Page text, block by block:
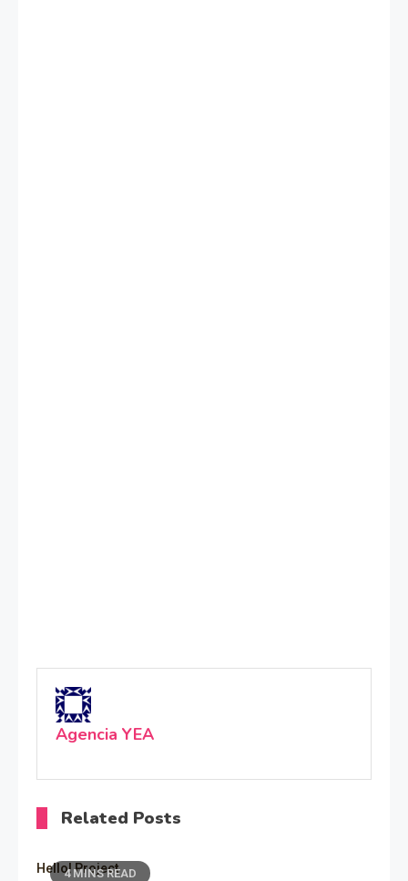
Agencia YEA
Related Posts
4 MINS READ
Hello! Project